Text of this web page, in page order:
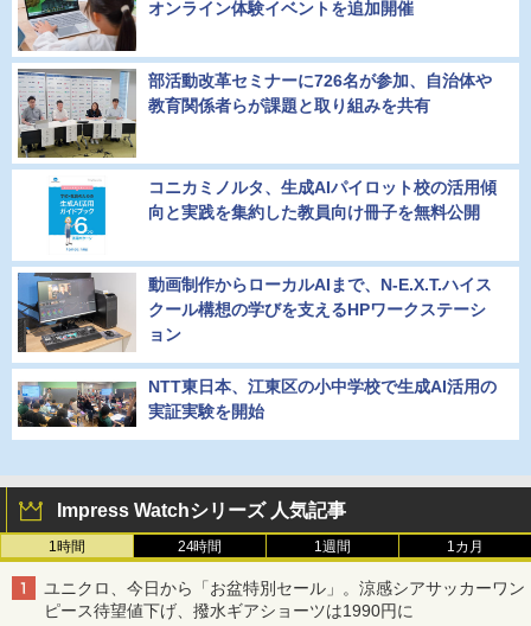
オンライン体験イベントを追加開催
部活動改革セミナーに726名が参加、自治体や
教育関係者らが課題と取り組みを共有
コニカミノルタ、生成AIパイロット校の活用傾
向と実践を集約した教員向け冊子を無料公開
動画制作からローカルAIまで、N-E.X.T.ハイス
クール構想の学びを支えるHPワークステーシ
ョン
NTT東日本、江東区の小中学校で生成AI活用の
実証実験を開始
Impress Watchシリーズ 人気記事
1時間 24時間 1週間 1カ月
ユニクロ、今日から「お盆特別セール」。涼感シアサッカーワン
ピース待望値下げ、撥水ギアショーツは1990円に